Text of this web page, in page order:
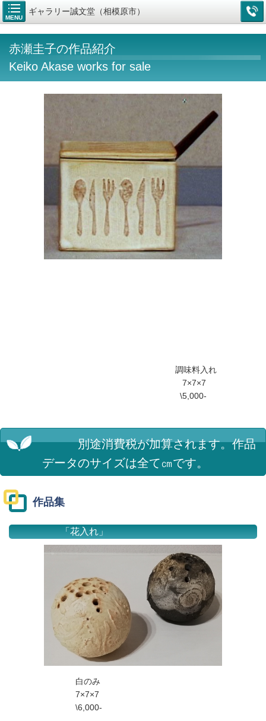
MENU
ギャラリー誠文堂（相模原市）
赤瀬圭子の作品紹介
Keiko Akase works for sale
調味料入れ
7×7×7
\5,000-
別途消費税が加算されます。作品
データのサイズは全て㎝です。
作品集
「花入れ」
白のみ
7×7×7
\6,000-